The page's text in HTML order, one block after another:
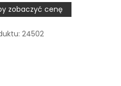
zobaczyć cenę
24502